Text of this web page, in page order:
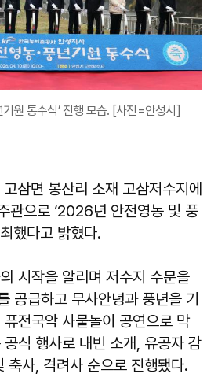
원 통수식’ 진행 모습. [사진=안성시]
삼면 봉산리 소재 고삼저수지에
관으로 ‘2026년 안전영농 및 풍
했다고 밝혔다.
시작을 알리며 저수지 수문을
공급하고 무사안녕과 풍년을 기
전국악 사물놀이 공연으로 막
식 행사로 내빈 소개, 유공자 감
축사, 격려사 순으로 진행됐다.